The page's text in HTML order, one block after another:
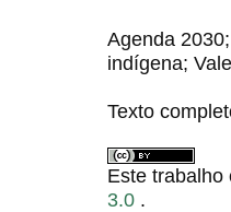
Agenda
indígena;
Texto
Este trabalho
3.0 .